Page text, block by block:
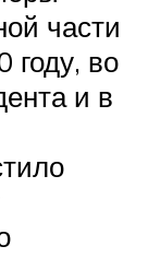
части
году, во
и в